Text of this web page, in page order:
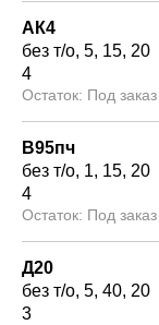
АК4
без т/о 5 15 20
4
Под заказ
В95пч
без т/о 1 15 20
4
Под заказ
Д20
без т/о 5 40 20
3